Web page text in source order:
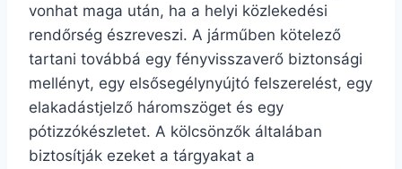
vonhat maga után, ha a helyi közlekedési
rendőrség észreveszi. A járműben kötelező
tartani továbbá egy fényvisszaverő biztonsági
mellényt, egy elsősegélynyújtó felszerelést, egy
elakadástjelző háromszöget és egy
pótizzókészletet. A kölcsönzők általában
biztosítják ezeket a tárgyakat a